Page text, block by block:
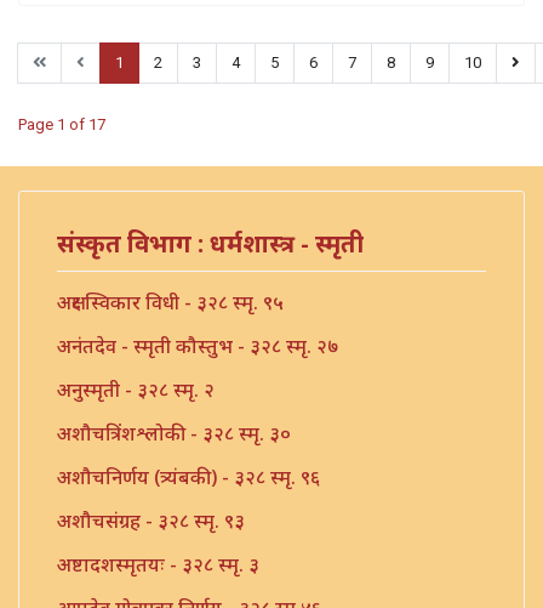
1 2 3 4 5 6 7 8 9 10
Page 1 of 17
संस्कृत विभाग : धर्मशास्त्र - स्मृती
अक्षर स्विकार विधी - ३२८ स्मृ. ९५
अनंतदेव - स्मृती कौस्तुभ - ३२८ स्मृ. २७
अनुस्मृती - ३२८ स्मृ. २
अशौचत्रिंशश्लोकी - ३२८ स्मृ. ३०
अशौचनिर्णय (त्र्यंबकी) - ३२८ स्मृ. ९६
अशौचसंग्रह - ३२८ स्मृ. ९३
अष्टादशस्मृतयः - ३२८ स्मृ. ३